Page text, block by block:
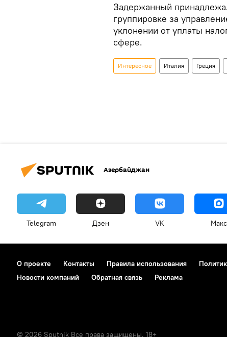
Задержанный
группировке за
уклонении от уплаты
сфере.
Интересное Италия Греция
Азербайджан
Telegram Дзен VK Макс
О проекте Контакты Правила использования
Новости компаний
Обратная связь Реклама
© 2026 Sputnik Все права защищены. 18+